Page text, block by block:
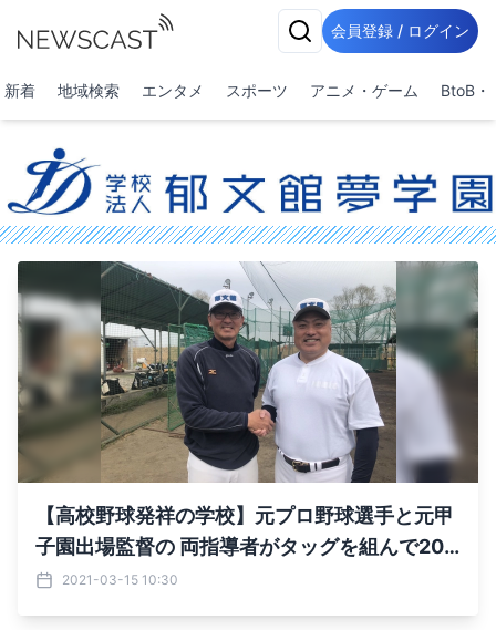
会員登録 / ログイン
新着 地域検索 エンタメ スポーツ アニメ・ゲーム BtoB・
【高校野球発祥の学校】元プロ野球選手と元甲
子園出場監督の 両指導者がタッグを組んで202
3年までに 念願の甲子園初出場を目指す！
2021-03-15 10:30